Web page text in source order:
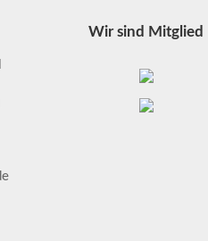
Wir sind Mitglied